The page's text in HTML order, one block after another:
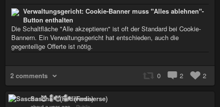
Verwaltungsgericht: Cookie-Banner muss "Alles ablehnen"-
Button enthalten
Die Schaltfläche "Alle akzeptieren" ist oft der Standard bei Cookie-
Bannern. Ein Verwaltungsgericht hat entschieden, auch die
gegenteilige Offerte ist nötig.
2 comments 0 2 2
Sascha 😈 𒀯 (Fediverse)